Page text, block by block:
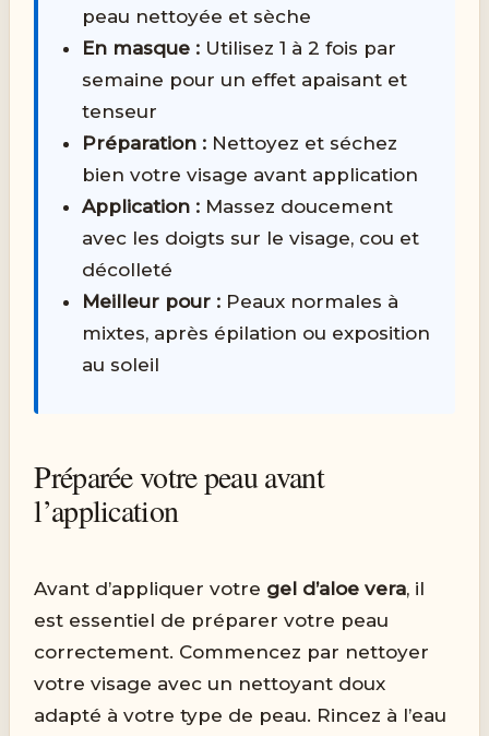
peau nettoyée et sèche
En masque : Utilisez 1 à 2 fois par
semaine pour un effet apaisant et
tenseur
Préparation : Nettoyez et séchez
bien votre visage avant application
Application : Massez doucement
avec les doigts sur le visage, cou et
décolleté
Meilleur pour : Peaux normales à
mixtes, après épilation ou exposition
au soleil
Préparée votre peau avant
l’application
Avant d’appliquer votre gel d’aloe vera, il
est essentiel de préparer votre peau
correctement. Commencez par nettoyer
votre visage avec un nettoyant doux
adapté à votre type de peau. Rincez à l’eau